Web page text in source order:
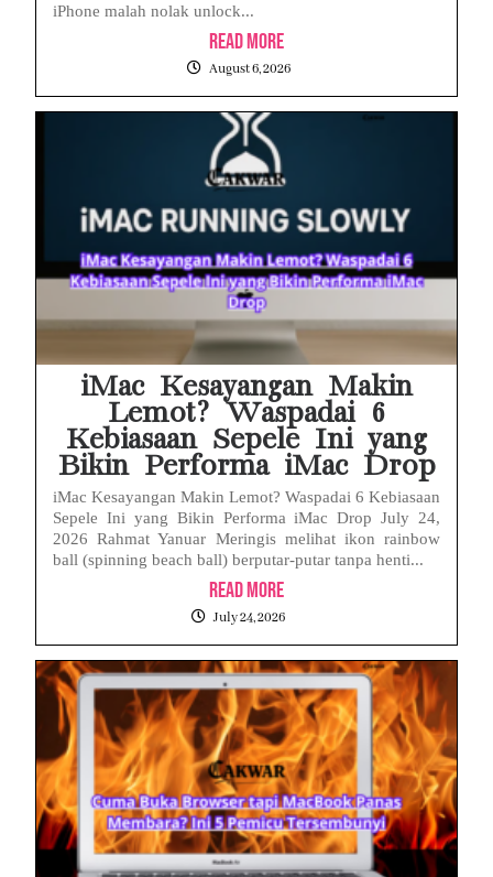
iPhone malah nolak unlock...
Read More
August 6, 2026
iMac Kesayangan Makin
Lemot? Waspadai 6
Kebiasaan Sepele Ini yang
Bikin Performa iMac Drop
iMac Kesayangan Makin Lemot? Waspadai 6 Kebiasaan
Sepele Ini yang Bikin Performa iMac Drop July 24,
2026 Rahmat Yanuar Meringis melihat ikon rainbow
ball (spinning beach ball) berputar-putar tanpa henti...
Read More
July 24, 2026